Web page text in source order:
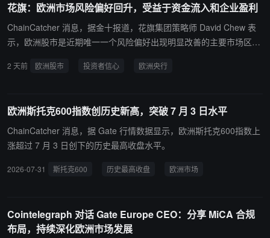
花旗：欧洲市场风险偏好回升，受益于资金流入和企业盈利
ChainCatcher 消息，据金十报道，花旗集团策略师 David Chew 表
示，欧洲股市是近期唯一一个风险偏好出现明显改善的主要市场区
周欧洲所有主要股指的投资仓位情绪均有所改善，而美国市场的相关
2 天前 欧洲股市 投资者信心 欧洲央行
欧洲斯托克600指数创历史新高，突破 7 月 3 日水平
ChainCatcher 消息，据 Gate 行情数据显示，欧洲斯托克600指数上
涨超过 7 月 3 日创下的历史最高收盘水平。
2026-07-31 斯托克600 历史最高收盘 欧洲市场
Cointelegraph 对话 Gate Europe CEO：分享 MiCA 合规
布局，持续深化欧洲市场发展